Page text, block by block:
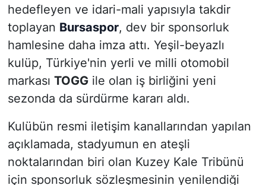
hedefleyen ve idari-mali yapısıyla takdir
toplayan Bursaspor, dev bir sponsorluk
hamlesine daha imza attı. Yeşil-beyazlı
kulüp, Türkiye'nin yerli ve milli otomobil
markası TOGGile olan iş birliğini yeni
sezonda da sürdürme kararı aldı.
Kulübün resmi iletişim kanallarından yapılan
açıklamada, stadyumun en ateşli
noktalarından biri olan Kuzey Kale Tribünü
için sponsorluk sözleşmesinin yenilendiği